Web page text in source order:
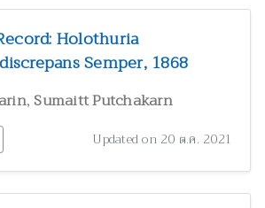
Holothuria
Semper, 1868
, Sumaitt Putchakarn
Updated on 20 ต.ค. 2021